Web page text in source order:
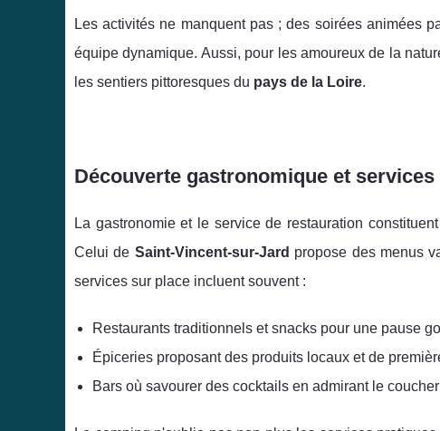
Les activités ne manquent pas ; des soirées animées
équipe dynamique. Aussi, pour les amoureux de la
les sentiers pittoresques du pays de la Loire.
Découverte gastronomique et
La gastronomie et le service de restauration
Celui de Saint-Vincent-sur-Jard propose des menus
services sur place incluent souvent :
Restaurants traditionnels et snacks pour une pause
Épiceries proposant des produits locaux et de
Bars où savourer des cocktails en admirant le coucher